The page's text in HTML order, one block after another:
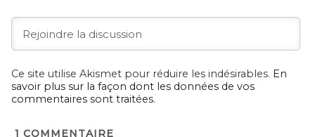
Ce site utilise Akismet pour réduire les indésirables. En
savoir plus sur la façon dont les données de vos
commentaires sont traitées.
1 COMMENTAIRE